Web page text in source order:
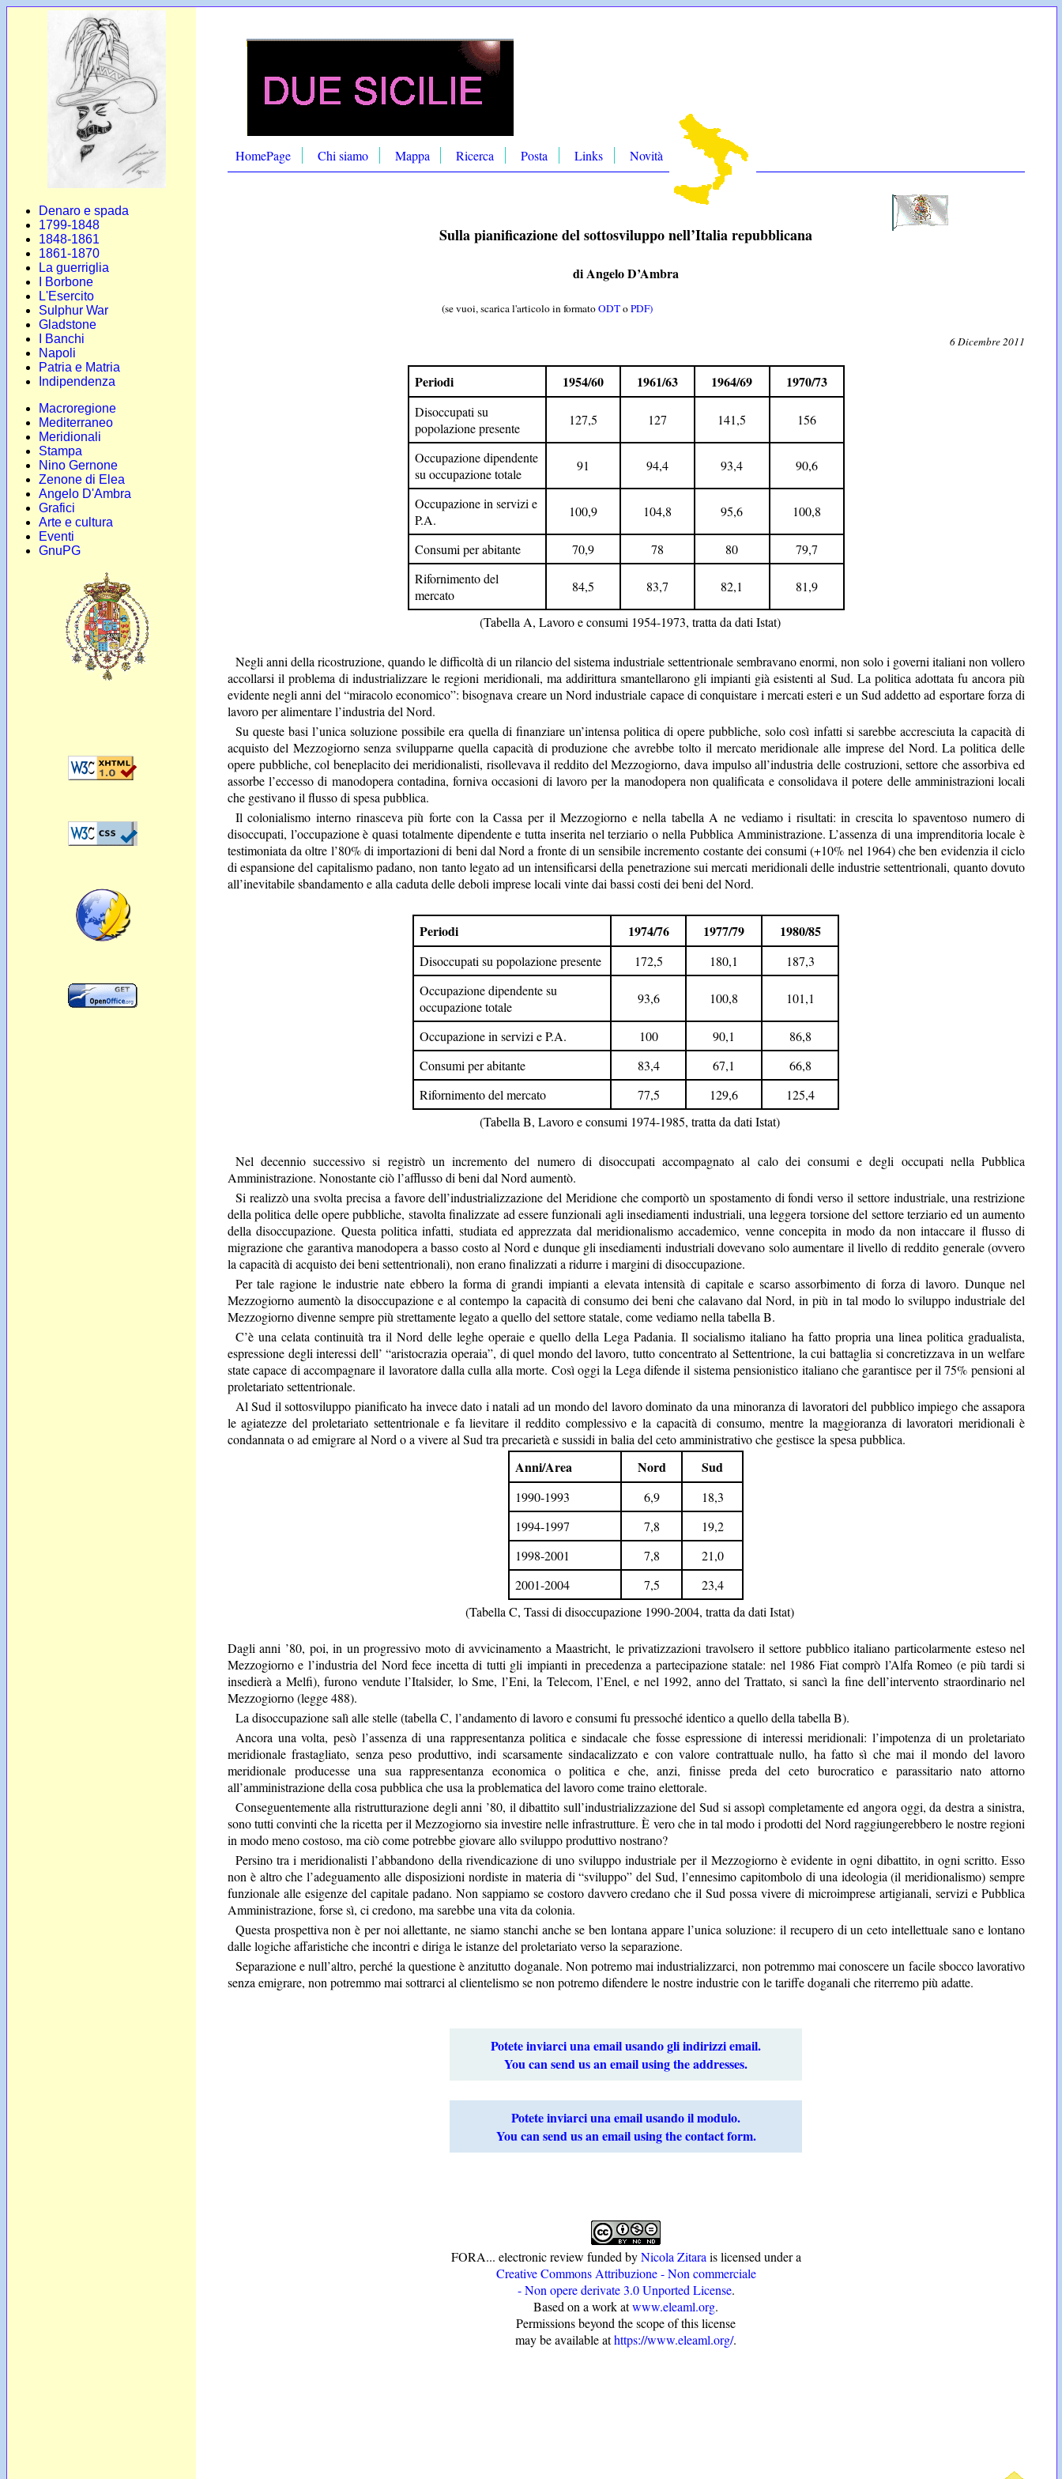
Denaro e spada
1799-1848
1848-1861
1861-1870
La guerriglia
I Borbone
L'Esercito
Sulphur War
Gladstone
I Banchi
Napoli
Patria e Matria
Indipendenza
Macroregione
Mediterraneo
Meridionali
Stampa
Nino Gernone
Zenone di Elea
Angelo D'Ambra
Grafici
Arte e cultura
Eventi
GnuPG
HomePage Chi siamo Mappa Ricerca Posta Links Novità FORA...
Sulla pianificazione del sottosviluppo nell’Italia repubblicana
di Angelo D’Ambra
(se vuoi, scarica l'articolo in formatoODToPDF)
6 Dicembre 2011
Periodi 1954/60 1961/63 1964/69 1970/73
Disoccupati su
popolazione presente
127,5 127 141,5 156
Occupazione dipendente
su occupazione totale
91 94,4 93,4 90,6
Occupazione in servizi e
P.A.
100,9 104,8 95,6 100,8
Consumi per abitante 70,9 78 80
79,7
Rifornimento del
mercato
84,5 83,7 82,1 81,9
(Tabella A, Lavoro e consumi 1954-1973, tratta da dati Istat)
Negli anni della ricostruzione, quando le difficoltà di un rilancio del sistema industriale settentrionale sembravano enormi, non solo i governi italiani non vollero
accollarsi il problema di industrializzare le regioni meridionali, ma addirittura smantellarono gli impianti già esistenti al Sud. La politica adottata fu ancora più
evidente negli anni del “miracolo economico”: bisognava creare un Nord industriale capace di conquistare i mercati esteri e un Sud addetto ad esportare forza di
lavoro per alimentare l’industria del Nord.
Su queste basi l’unica soluzione possibile era quella di finanziare un’intensa politica di opere pubbliche, solo così infatti si sarebbe accresciuta la capacità di
acquisto del Mezzogiorno senza svilupparne quella capacità di produzione che avrebbe tolto il mercato meridionale alle imprese del Nord. La politica delle
opere pubbliche, col beneplacito dei meridionalisti, risollevava il reddito del Mezzogiorno, dava impulso all’industria delle costruzioni, settore che assorbiva ed
assorbe l’eccesso di manodopera contadina, forniva occasioni di lavoro per la manodopera non qualificata e consolidava il potere delle amministrazioni locali
che gestivano il flusso di spesa pubblica.
Il colonialismo interno rinasceva più forte con la Cassa per il Mezzogiorno e nella tabella A ne vediamo i risultati: in crescita lo spaventoso numero di
disoccupati, l’occupazione è quasi totalmente dipendente e tutta inserita nel terziario o nella Pubblica Amministrazione. L’assenza di una imprenditoria locale è
testimoniata da oltre l’80% di importazioni di beni dal Nord a fronte di un sensibile incremento costante dei consumi (+10% nel 1964) che ben evidenzia il ciclo
di espansione del capitalismo padano, non tanto legato ad un intensificarsi della penetrazione sui mercati meridionali delle industrie settentrionali, quanto dovuto
all’inevitabile sbandamento e alla caduta delle deboli imprese locali vinte dai bassi costi dei beni del Nord.
Periodi 1974/76 1977/79 1980/85
Disoccupati su popolazione presente 172,5 180,1
187,3
Occupazione dipendente su
occupazione totale
93,6 100,8 101,1
Occupazione in servizi e P.A. 100 90,1
86,8
Consumi per abitante
83,4 67,1
66,8
Rifornimento del mercato
77,5 129,6
125,4
(Tabella B, Lavoro e consumi 1974-1985, tratta da dati Istat)
Nel decennio successivo si registrò un incremento del numero di disoccupati accompagnato al calo dei consumi e degli occupati nella Pubblica
Amministrazione. Nonostante ciò l’afflusso di beni dal Nord aumentò.
Si realizzò una svolta precisa a favore dell’industrializzazione del Meridione che comportò un spostamento di fondi verso il settore industriale, una restrizione
della politica delle opere pubbliche, stavolta finalizzate ad essere funzionali agli insediamenti industriali, una leggera torsione del settore terziario ed un aumento
della disoccupazione. Questa politica infatti, studiata ed apprezzata dal meridionalismo accademico, venne concepita in modo da non intaccare il flusso di
migrazione che garantiva manodopera a basso costo al Nord e dunque gli insediamenti industriali dovevano solo aumentare il livello di reddito generale (ovvero
la capacità di acquisto dei beni settentrionali), non erano finalizzati a ridurre i margini di disoccupazione.
Per tale ragione le industrie nate ebbero la forma di grandi impianti a elevata intensità di capitale e scarso assorbimento di forza di lavoro. Dunque nel
Mezzogiorno aumentò la disoccupazione e al contempo la capacità di consumo dei beni che calavano dal Nord, in più in tal modo lo sviluppo industriale del
Mezzogiorno divenne sempre più strettamente legato a quello del settore statale, come vediamo nella tabella B.
C’è una celata continuità tra il Nord delle leghe operaie e quello della Lega Padania. Il socialismo italiano ha fatto propria una linea politica gradualista,
espressione degli interessi dell’ “aristocrazia operaia”, di quel mondo del lavoro, tutto concentrato al Settentrione, la cui battaglia si concretizzava in un welfare
state capace di accompagnare il lavoratore dalla culla alla morte. Così oggi la Lega difende il sistema pensionistico italiano che garantisce per il 75% pensioni al
proletariato settentrionale.
Al Sud il sottosviluppo pianificato ha invece dato i natali ad un mondo del lavoro dominato da una minoranza di lavoratori del pubblico impiego che assapora
le agiatezze del proletariato settentrionale e fa lievitare il reddito complessivo e la capacità di consumo, mentre la maggioranza di lavoratori meridionali è
condannata o ad emigrare al Nord o a vivere al Sud tra precarietà e sussidi in balia del ceto amministrativo che gestisce la spesa pubblica.
Anni/Area Nord Sud
1990-1993 6,9
18,3
1994-1997
7,8
19,2
1998-2001
7,8
21,0
2001-2004
7,5
23,4
(Tabella C, Tassi di disoccupazione 1990-2004, tratta da dati Istat)
Dagli anni ’80, poi, in un progressivo moto di avvicinamento a Maastricht, le privatizzazioni travolsero il settore pubblico italiano particolarmente esteso nel
Mezzogiorno e l’industria del Nord fece incetta di tutti gli impianti in precedenza a partecipazione statale: nel 1986 Fiat comprò l’Alfa Romeo (e più tardi si
insedierà a Melfi), furono vendute l’Italsider, lo Sme, l’Eni, la Telecom, l’Enel, e nel 1992, anno del Trattato, si sancì la fine dell’intervento straordinario nel
Mezzogiorno (legge 488).
La disoccupazione salì alle stelle (tabella C, l’andamento di lavoro e consumi fu pressoché identico a quello della tabella B).
Ancora una volta, pesò l’assenza di una rappresentanza politica e sindacale che fosse espressione di interessi meridionali: l’impotenza di un proletariato
meridionale frastagliato, senza peso produttivo, indi scarsamente sindacalizzato e con valore contrattuale nullo, ha fatto sì che mai il mondo del lavoro
meridionale producesse una sua rappresentanza economica o politica e che, anzi, finisse preda del ceto burocratico e parassitario nato attorno
all’amministrazione della cosa pubblica che usa la problematica del lavoro come traino elettorale.
Conseguentemente alla ristrutturazione degli anni ’80, il dibattito sull’industrializzazione del Sud si assopì completamente ed angora oggi, da destra a sinistra,
sono tutti convinti che la ricetta per il Mezzogiorno sia investire nelle infrastrutture. È vero che in tal modo i prodotti del Nord raggiungerebbero le nostre regioni
in modo meno costoso, ma ciò come potrebbe giovare allo sviluppo produttivo nostrano?
Persino tra i meridionalisti l’abbandono della rivendicazione di uno sviluppo industriale per il Mezzogiorno è evidente in ogni dibattito, in ogni scritto. Esso
non è altro che l’adeguamento alle disposizioni nordiste in materia di “sviluppo” del Sud, l’ennesimo capitombolo di una ideologia (il meridionalismo) sempre
funzionale alle esigenze del capitale padano. Non sappiamo se costoro davvero credano che il Sud possa vivere di microimprese artigianali, servizi e Pubblica
Amministrazione, forse sì, ci credono, ma sarebbe una vita da colonia.
Questa prospettiva non è per noi allettante, ne siamo stanchi anche se ben lontana appare l’unica soluzione: il recupero di un ceto intellettuale sano e lontano
dalle logiche affaristiche che incontri e diriga le istanze del proletariato verso la separazione.
Separazione e null’altro, perché la questione è anzitutto doganale. Non potremo mai industrializzarci, non potremmo mai conoscere un facile sbocco lavorativo
senza emigrare, non potremmo mai sottrarci al clientelismo se non potremo difendere le nostre industrie con le tariffe doganali che riterremo più adatte.
Potete inviarci una email usando gli indirizzi email.
You can send us an email using the addresses.
Potete inviarci una email usando il modulo.
You can send us an email using the contact form.
FORA... electronic review funded byNicola Zitara is licensed under a
Creative Commons Attribuzione - Non commerciale
- Non opere derivate 3.0 Unported License.
Based on a work atwww.eleaml.org.
Permissions beyond the scope of this license
may be available athttps://www.eleaml.org/.